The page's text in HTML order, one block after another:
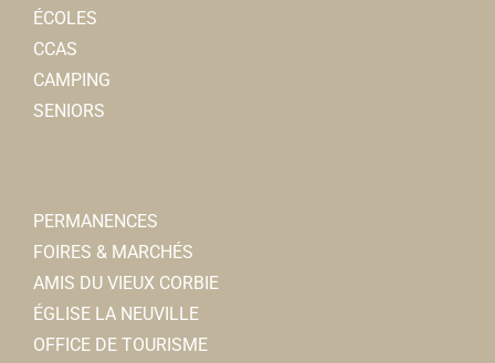
ÉCOLES
CCAS
CAMPING
SENIORS
PERMANENCES
FOIRES & MARCHÉS
AMIS DU VIEUX CORBIE
ÉGLISE LA NEUVILLE
OFFICE DE TOURISME